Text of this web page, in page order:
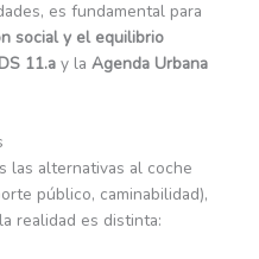
es fundamental para
social y el equilibrio
11.a y la Agenda Urbana
las alternativas al coche
público, caminabilidad),
realidad es distinta: